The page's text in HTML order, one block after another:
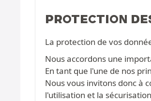
PROTECTION
La protection de vos
Nous accordons une
En tant que l'une de nos
Nous vous invitons donc à
l'utilisation et la